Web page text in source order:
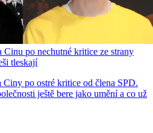
po nechutné kritice ze strany
tleskají
Ciny po ostré kritice od člena SPD.
ještě bere jako umění a co už